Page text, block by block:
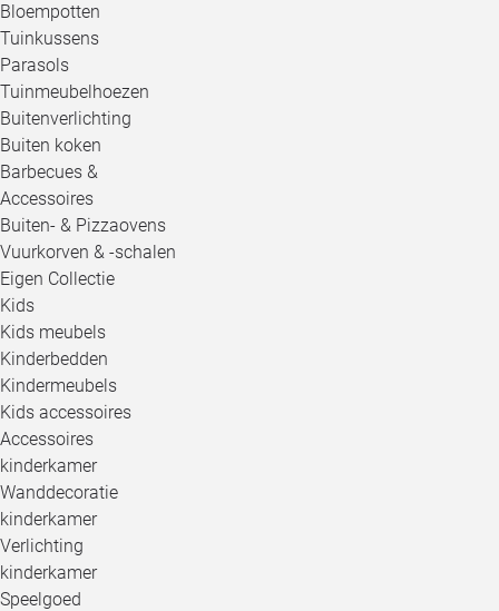
Bloempotten
Tuinkussens
Parasols
Tuinmeubelhoezen
Buitenverlichting
Buiten koken
Barbecues &
Accessoires
Buiten- & Pizzaovens
Vuurkorven & -schalen
Eigen Collectie
Kids
Kids meubels
Kinderbedden
Kindermeubels
Kids accessoires
Accessoires
kinderkamer
Wanddecoratie
kinderkamer
Verlichting
kinderkamer
Speelgoed